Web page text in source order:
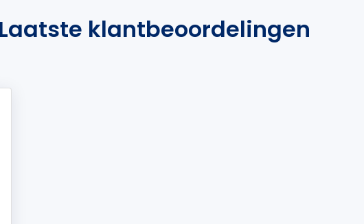
Laatste klantbeoordelingen